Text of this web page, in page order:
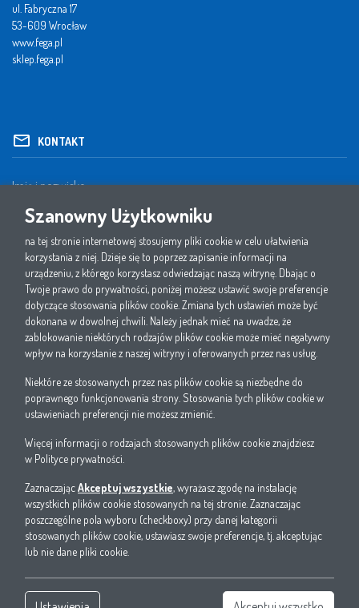
ul. Fabryczna 17
53-609 Wrocław
www.fega.pl
sklep.fega.pl
KONTAKT
1. Oświadczam, że zapoznałem się i akceptuję politykę prywatności W.EG Polska sp. z
o.o.
2. Wyrażam zgodę na przetwarzanie przez W.EG Polska sp. z o.o. moich danych
bezpośredniego własnych produktów i usług.
3. Wyrażam zgodę na otrzymywanie informacji handlowych od W.EG Polska sp. z o.o.
elektronicznej.
Wyślij
Szanowny Użytkowniku
na tej stronie internetowej stosujemy pliki cookie w celu ułatwienia
korzystania z niej. Dzieje się to poprzez zapisanie informacji na
urządzeniu, z którego korzystasz odwiedzając naszą witrynę. Dbając o
Twoje prawo do prywatności, poniżej możesz ustawić swoje preferencje
dotyczące stosowania plików cookie. Zmiana tych ustawień może być
dokonana w dowolnej chwili. Należy jednak mieć na uwadze, że
zablokowanie niektórych rodzajów plików cookie może mieć negatywny
wpływ na korzystanie z naszej witryny i oferowanych przez nas usług.
Niektóre ze stosowanych przez nas plików cookie są niezbędne do
poprawnego funkcjonowania strony. Stosowania tych plików cookie w
ustawieniach preferencji nie możesz zmienić.
Więcej informacji o rodzajach stosowanych plików cookie znajdziesz
w Polityce prywatności
ZaznaczającAkceptuj wszystkie, wyrażasz zgodę na instalację
wszystkich plików cookie stosowanych na tej stronie. Zaznaczając
poszczególne pola wyboru (checkboxy) przy danej kategorii
stosowanych plików cookie, ustawiasz swoje preferencje, tj. akceptując
lub nie dane pliki cookie.